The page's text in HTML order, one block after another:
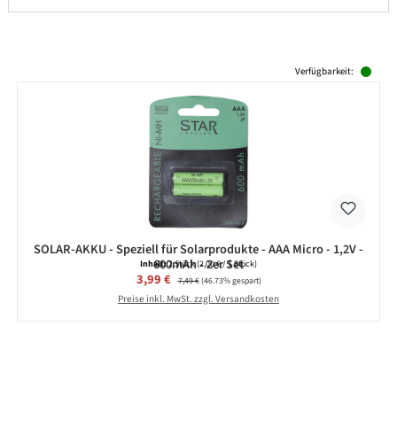
Verfügbarkeit:
SOLAR-AKKU - Speziell für Solarprodukte - AAA Micro - 1,2V -
600mAh - 2er Set
Inhalt:2 Stück(2,00 € / 1 Stück)
Verkaufspreis:
3,99 € Regulärer Preis:
7,49 €(46.73% gespart)
Preise inkl. MwSt. zzgl. Versandkosten